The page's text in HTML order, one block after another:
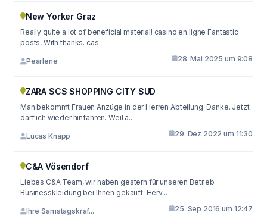
New Yorker Graz
Really quite a lot of beneficial material! casino en ligne Fantastic
posts, With thanks. cas...
Pearlene 28. Mai 2025 um 9:08
ZARA SCS SHOPPING CITY SUD
Man bekommt Frauen Anzüge in der Herren Abteilung. Danke. Jetzt
darf ich wieder hinfahren. Weil a...
Lucas Knapp 29. Dez 2022 um 11:30
C&A Vösendorf
Liebes C&A Team, wir haben gestern für unseren Betrieb
Businesskleidung bei Ihnen gekauft. Herv...
Ihre Samstagskraf... 25. Sep 2016 um 12:47